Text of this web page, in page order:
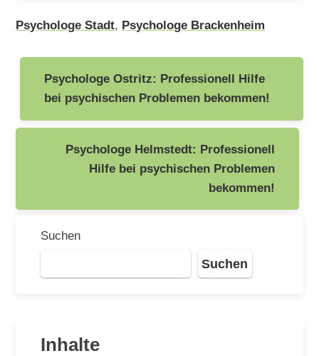
Psychologe Stadt, Psychologe Brackenheim
Beitragsnavigation
Psychologe Ostritz: Professionell Hilfe
bei psychischen Problemen bekommen!
Psychologe Helmstedt: Professionell
Hilfe bei psychischen Problemen
bekommen!
Suchen
Suchen
Inhalte